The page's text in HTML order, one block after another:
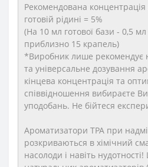
Рекомендована
готовій рідині = 5%
(На 10 мл готової бази - 0,5
приблизно 15 крапель)
*Виробник лише рекомендує
та універсальне дозування
кінцева концентрація та
співвідношення вибираєте
уподобань. Не бійтеся
Ароматизатори TPA при
розкриваються в хімічний
насолоди і навіть